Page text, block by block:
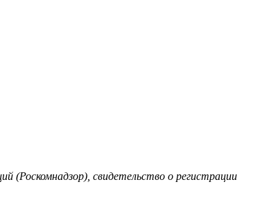
(Роскомнадзор), свидетельство о регистрации